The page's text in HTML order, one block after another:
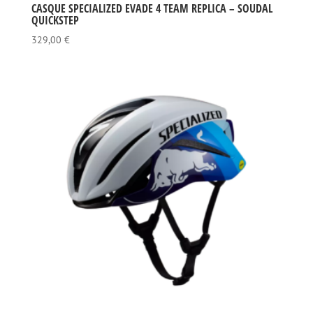
CASQUE SPECIALIZED EVADE 4 TEAM REPLICA – SOUDAL
QUICKSTEP
329,00 €